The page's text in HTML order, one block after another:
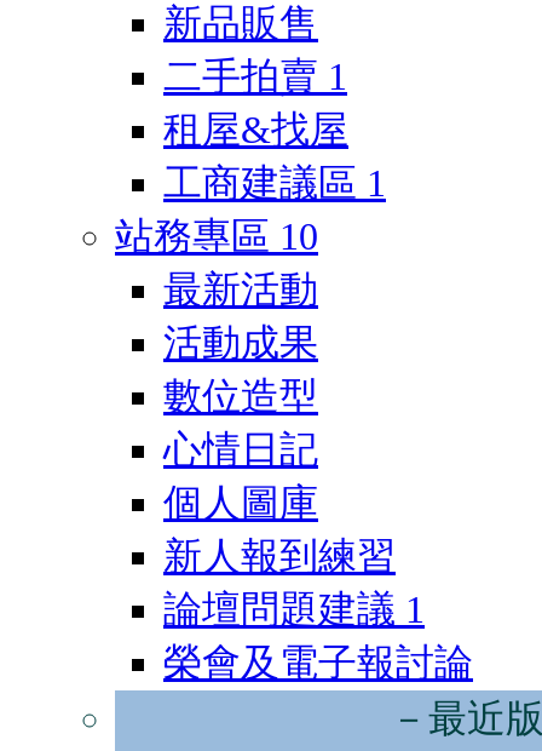
新品販售
二手拍賣 1
租屋&找屋
工商建議區 1
站務專區 10
最新活動
活動成果
數位造型
心情日記
個人圖庫
新人報到練習
論壇問題建議 1
榮會及電子報討論
－最近